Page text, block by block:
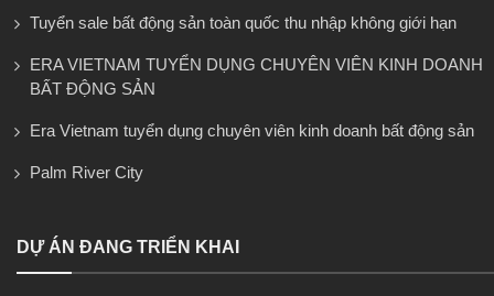
Tuyển sale bất động sản toàn quốc thu nhập không giới hạn
ERA VIETNAM TUYỂN DỤNG CHUYÊN VIÊN KINH DOANH
BẤT ĐỘNG SẢN
Era Vietnam tuyển dụng chuyên viên kinh doanh bất động sản
Palm River City
DỰ ÁN ĐANG TRIỂN KHAI